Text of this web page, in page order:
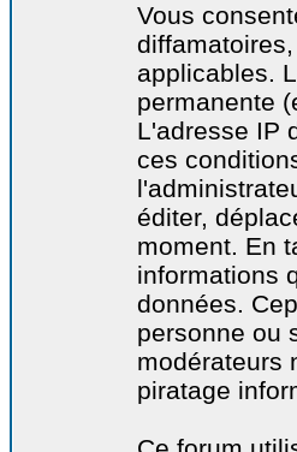
Vous
applicables.
permanente
L'adresse IP
ces
éditer,
moment. En
informations
données.
personne ou
modérateurs
piratage